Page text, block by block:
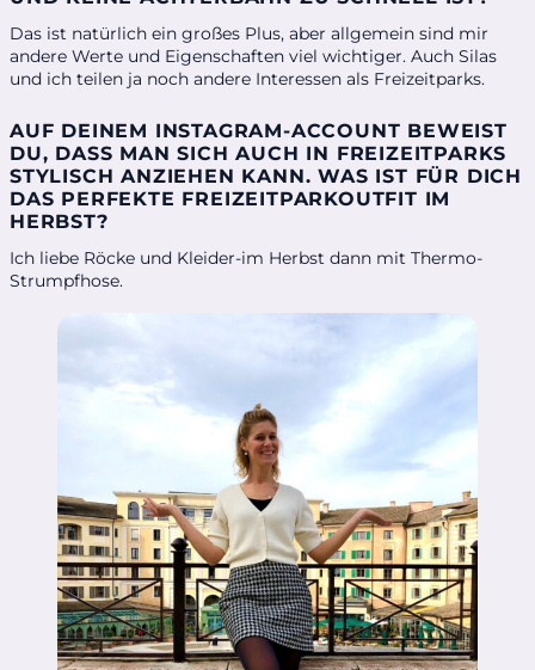
Das ist natürlich ein großes Plus, aber allgemein sind mir
andere Werte und Eigenschaften viel wichtiger. Auch Silas
und ich teilen ja noch andere Interessen als Freizeitparks.
AUF DEINEM INSTAGRAM-ACCOUNT BEWEIST
DU, DASS MAN SICH AUCH IN FREIZEITPARKS
STYLISCH ANZIEHEN KANN. WAS IST FÜR DICH
DAS PERFEKTE FREIZEITPARKOUTFIT IM
HERBST?
Ich liebe Röcke und Kleider-im Herbst dann mit Thermo-
Strumpfhose.